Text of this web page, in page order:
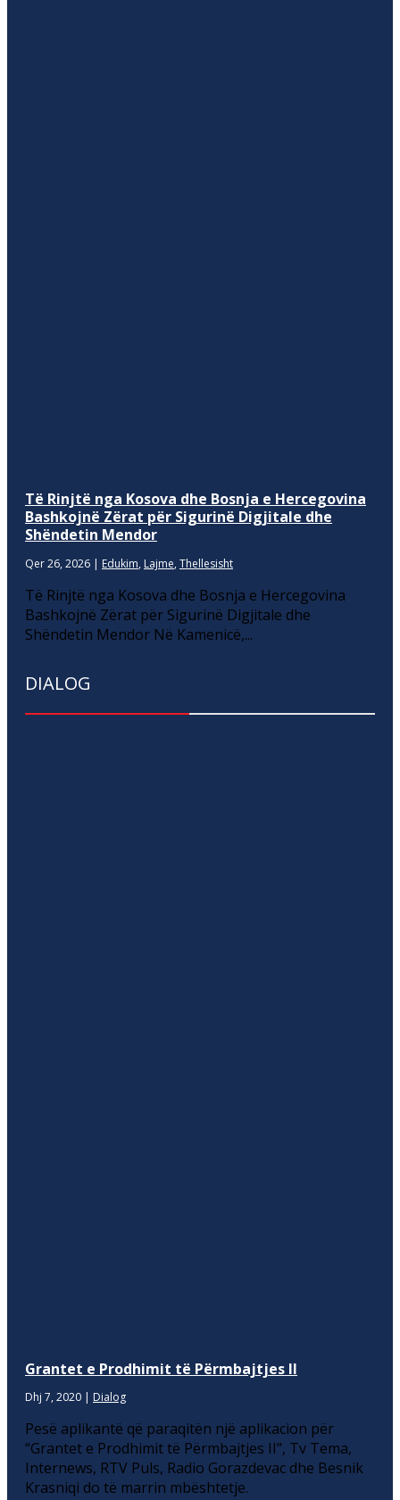
Të Rinjtë nga Kosova dhe Bosnja e Hercegovina
Bashkojnë Zërat për Sigurinë Digjitale dhe
Shëndetin Mendor
Qer 26, 2026 | Edukim, Lajme, Thellesisht
Të Rinjtë nga Kosova dhe Bosnja e Hercegovina
Bashkojnë Zërat për Sigurinë Digjitale dhe
Shëndetin Mendor Në Kamenicë,...
DIALOG
Grantet e Prodhimit të Përmbajtjes II
Dhj 7, 2020 | Dialog
Pesë aplikantë që paraqitën një aplikacion për
“Grantet e Prodhimit të Përmbajtjes II”, Tv Tema,
Internews, RTV Puls, Radio Gorazdevac dhe Besnik
Krasniqi do të marrin mbështetje.